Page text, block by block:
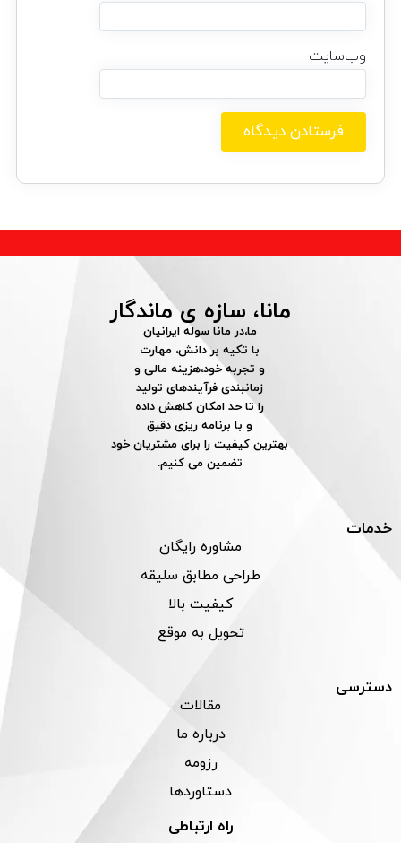
وب‌سایت
مانا، سازه ی ماندگار
ما،در مانا سوله ایرانیان
با تکیه بر دانش، مهارت
و تجربه خود،هزینه مالی و
زمانبندی فرآیندهای تولید
را تا حد امکان کاهش داده
و با برنامه ریزی دقیق
بهترین کیفیت را برای مشتریان خود
تضمین می کنیم.
خدمات
مشاوره رایگان
طراحی مطابق سلیقه
کیفیت بالا
تحویل به موقع
دسترسی
مقالات
درباره ما
رزومه
دستاوردها
راه ارتباطی